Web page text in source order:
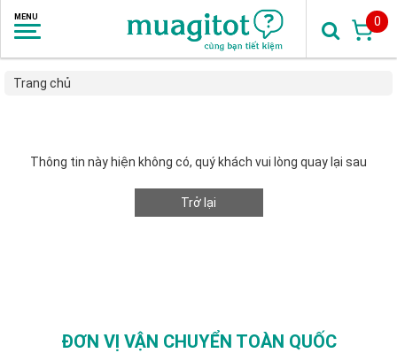
0
Trang chủ
Thông tin này hiện không có, quý khách vui lòng quay lại sau
Trở lại
ĐƠN VỊ VẬN CHUYỂN TOÀN QUỐC